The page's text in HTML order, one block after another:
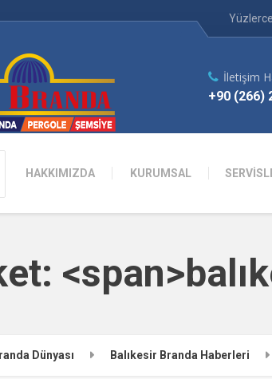
HAKKIMIZDA KURUMSAL
İletişim
+90 (266)
Dünyası Balıkesir Branda Haberleri